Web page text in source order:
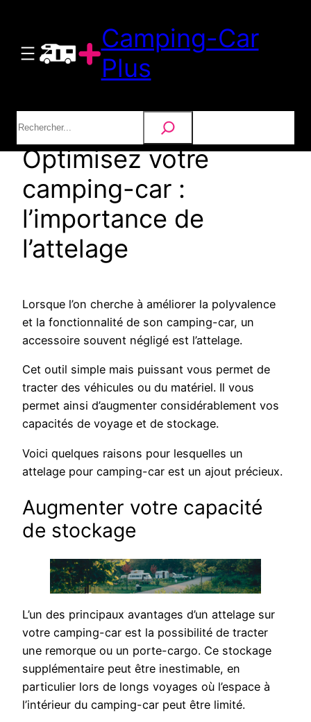
contenu
Camping-Car
Plus
Optimisez votre
camping-car :
l’importance de
l’attelage
Lorsque l’on cherche à améliorer la polyvalence
et la fonctionnalité de son camping-car, un
accessoire souvent négligé est l’attelage.
Cet outil simple mais puissant vous permet de
tracter des véhicules ou du matériel. Il vous
permet ainsi d’augmenter considérablement vos
capacités de voyage et de stockage.
Voici quelques raisons pour lesquelles un
attelage pour camping-car est un ajout précieux.
Augmenter votre capacité
de stockage
L’un des principaux avantages d’un attelage sur
votre camping-car est la possibilité de tracter
une remorque ou un porte-cargo. Ce stockage
supplémentaire peut être inestimable, en
particulier lors de longs voyages où l’espace à
l’intérieur du camping-car peut être limité.